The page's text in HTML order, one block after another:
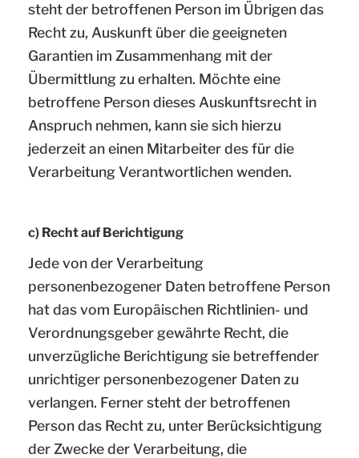
steht der betroffenen Person im Übrigen das
Recht zu, Auskunft über die geeigneten
Garantien im Zusammenhang mit der
Übermittlung zu erhalten. Möchte eine
betroffene Person dieses Auskunftsrecht in
Anspruch nehmen, kann sie sich hierzu
jederzeit an einen Mitarbeiter des für die
Verarbeitung Verantwortlichen wenden.
c) Recht auf Berichtigung
Jede von der Verarbeitung
personenbezogener Daten betroffene Person
hat das vom Europäischen Richtlinien- und
Verordnungsgeber gewährte Recht, die
unverzügliche Berichtigung sie betreffender
unrichtiger personenbezogener Daten zu
verlangen. Ferner steht der betroffenen
Person das Recht zu, unter Berücksichtigung
der Zwecke der Verarbeitung, die